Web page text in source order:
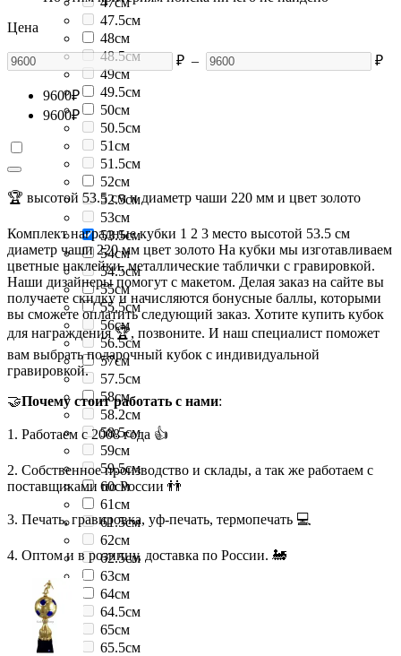
47.5см
48см
48.5см
49см
49.5см
50см
50.5см
51см
51.5см
52см
52.5см
53см
53.5см
54см
54.5см
55см
55.5см
56см
56.5см
57см
57.5см
58см
58.2см
58.5см
59см
59.5см
60см
61см
61.5см
62см
62.5см
63см
64см
64.5см
65см
65.5см
Цена
₽ – ₽
9600₽
9600₽
🏆 высотой 53.5 см и диаметр чаши 220 мм и цвет золото
Комплект наградные кубки 1 2 3 место высотой 53.5 см
диаметр чаши 220 мм цвет золото На кубки мы изготавливаем
цветные наклейки, металлические таблички с гравировкой.
Наши дизайнеры помогут с макетом. Делая заказ на сайте вы
получаете скидку и начисляются бонусные баллы, которыми
вы сможете оплатить следующий заказ. Хотите купить кубок
для награждения 🏆, позвоните. И наш специалист поможет
вам выбрать подарочный кубок с индивидуальной
гравировкой.
🤝Почему стоит работать с нами:
1. Работаем с 2008 года 👍
2. Собственное производство и склады, а так же работаем с
поставщиками по России 👬
3. Печать, гравировка, уф-печать, термопечать 💻
4. Оптом и в розницу, доставка по России. 🚂